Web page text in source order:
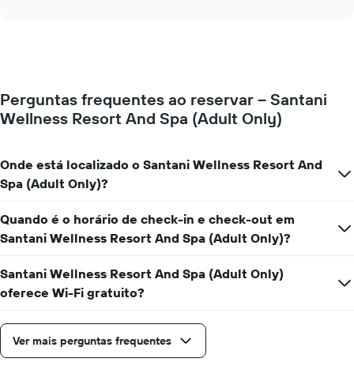
Y
exibindo
médio
de
um
quarto
um
quarto
dia
da
semana
O
gráfico
tem
1
eixo
X
exibindo
dias
da
semana.
O
Perguntas frequentes ao reservar – Santani
Wellness Resort And Spa (Adult Only)
Onde está localizado o Santani Wellness Resort And
Spa (Adult Only)?
Quando é o horário de check-in e check-out em
Santani Wellness Resort And Spa (Adult Only)?
Santani Wellness Resort And Spa (Adult Only)
oferece Wi-Fi gratuito?
Ver mais perguntas frequentes